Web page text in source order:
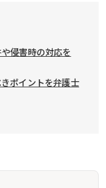
侵害時の対応を
ポイントを弁護士